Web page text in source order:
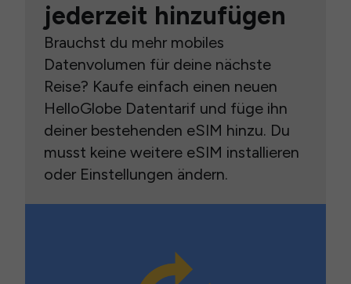
jederzeit hinzufügen
Brauchst du mehr mobiles
Datenvolumen für deine nächste
Reise? Kaufe einfach einen neuen
HelloGlobe Datentarif und füge ihn
deiner bestehenden eSIM hinzu. Du
musst keine weitere eSIM installieren
oder Einstellungen ändern.